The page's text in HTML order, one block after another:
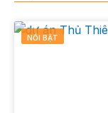
NỔI BẬT